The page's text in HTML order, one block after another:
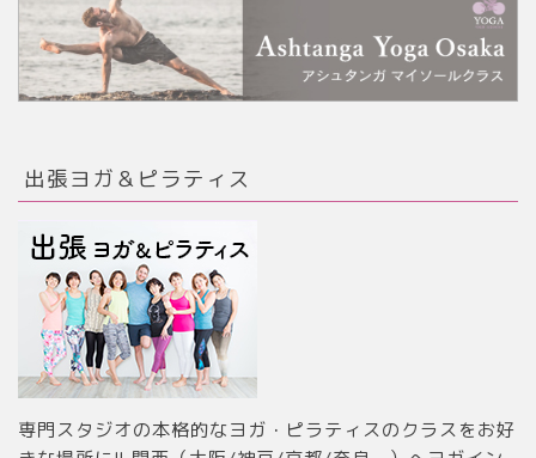
出張ヨガ＆ピラティス
専門スタジオの本格的なヨガ・ピラティスのクラスをお好